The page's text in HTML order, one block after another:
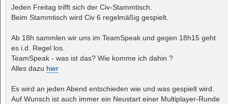
i
t
r
Jeden Freitag trifft sich der Civ-Stammtisch.
Beim Stammtisch wird Civ 6 regelmäßig gespielt.
Ab 18h sammlen wir uns im TeamSpeak und gegen 18h15 geht
es i.d. Regel los.
TeamSpeak - was ist das? Wie komme ich dahin ?
Alles dazu hier
Es wird an jeden Abend entschieden wie und was gespielt wird.
Auf Wunsch ist auch immer ein Neustart einer Multiplayer-Runde